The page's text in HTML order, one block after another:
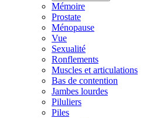
Mémoire
Prostate
Ménopause
Vue
Sexualité
Ronflements
Muscles et articulations
Bas de contention
Jambes lourdes
Piluliers
Piles